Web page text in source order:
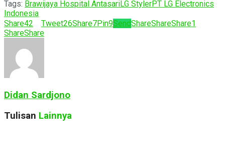
Tags: Brawijaya Hospital AntasariLG StylerPT LG Electronics
Indonesia
Share42 Tweet26Share7Pin9SendShareShareShare1
ShareShare
Didan Sardjono
Tulisan Lainnya